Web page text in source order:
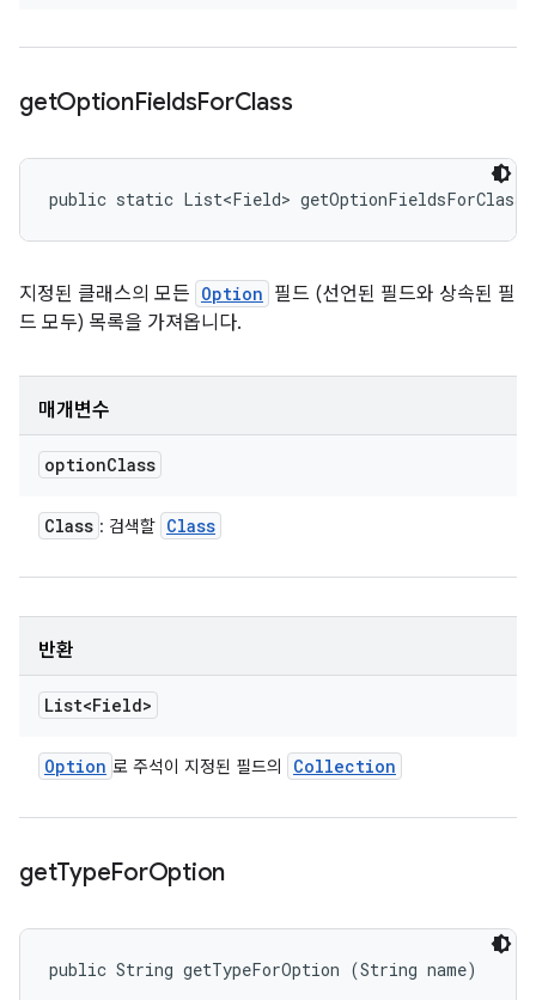
getOptionFieldsForClass
public static List<Field> getOptionFieldsForClass
지정된 클래스의 모든 Option 필드 (선언된 필드와 상속된 필
드 모두) 목록을 가져옵니다.
매개변수
optionClass
Class : 검색할 Class
반환
List<Field>
Option 로 주석이 지정된 필드의 Collection
getTypeForOption
public String getTypeForOption (String name)